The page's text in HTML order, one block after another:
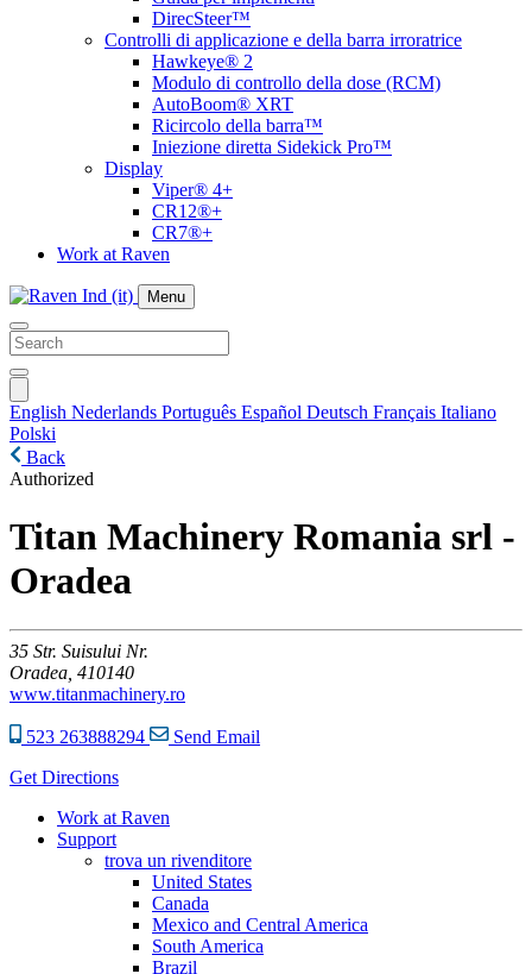
DirecSteer™
Controlli di applicazione e della barra irroratrice
Hawkeye® 2
Modulo di controllo della dose (RCM)
AutoBoom® XRT
Ricircolo della barra™
Iniezione diretta Sidekick Pro™
Display
Viper® 4+
CR12®+
CR7®+
Work at Raven
Menu
English Nederlands Português Español Deutsch Français Italiano
Polski
Back
Authorized
Titan Machinery Romania srl -
Oradea
35 Str. Suisului Nr.
Oradea, 410140
www.titanmachinery.ro
523 263888294
Send Email
Get Directions
Work at Raven
Support
trova un rivenditore
United States
Canada
Mexico and Central America
South America
Brazil